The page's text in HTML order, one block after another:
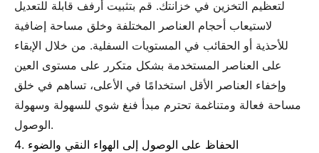
لتعظيم التخزين في خزانتك. قم بتثبيت أرفف قابلة للتعديل
لاستيعاب أحجام العناصر المختلفة وخلق مساحة إضافية
للأحذية أو الحقائب في المستويات السفلية. من خلال الإبقاء
على العناصر المستخدمة بشكل متكرر على مستوى العين
وإخفاء العناصر الأقل استخدامًا في الأعلى، تساهم في خلق
مساحة فعالة ومتناغمة تحترم مبدأ فنغ شوي للسهولة وسهولة
الوصول.
4. الحفاظ على الوصول إلى الهواء النقي والضوء